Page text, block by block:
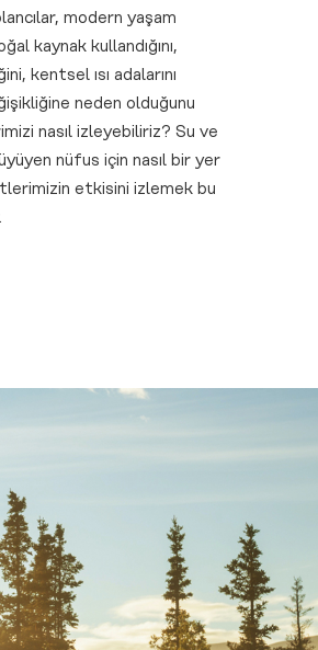
modern yaşam
kaynak kullandığını,
kentsel ısı adalarını
neden olduğunu
nasıl izleyebiliriz? Su ve
nüfus için nasıl bir yer
etkisini izlemek bu